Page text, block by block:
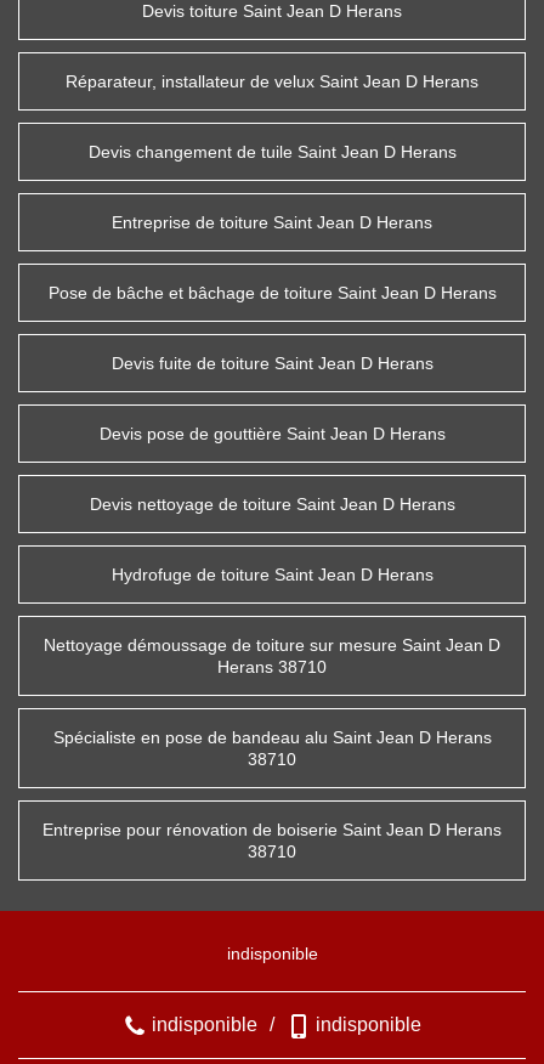
Devis toiture Saint Jean D Herans
Réparateur, installateur de velux Saint Jean D Herans
Devis changement de tuile Saint Jean D Herans
Entreprise de toiture Saint Jean D Herans
Pose de bâche et bâchage de toiture Saint Jean D Herans
Devis fuite de toiture Saint Jean D Herans
Devis pose de gouttière Saint Jean D Herans
Devis nettoyage de toiture Saint Jean D Herans
Hydrofuge de toiture Saint Jean D Herans
Nettoyage démoussage de toiture sur mesure Saint Jean D
Herans 38710
Spécialiste en pose de bandeau alu Saint Jean D Herans
38710
Entreprise pour rénovation de boiserie Saint Jean D Herans
38710
indisponible
indisponible / indisponible